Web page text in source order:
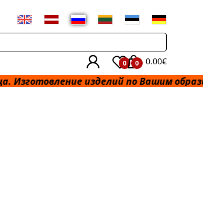
0 0 0.00€
изделий по Вашим